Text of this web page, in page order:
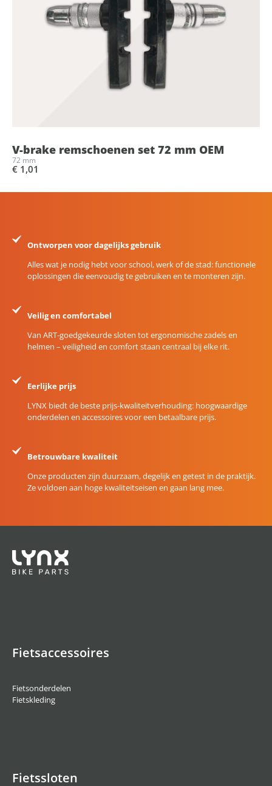
V-brake remschoenen set 72 mm OEM
72 mm
€ 1,01
Ontworpen voor dagelijks gebruik
Alles wat je nodig hebt voor school, werk of de stad: functionele
oplossingen die eenvoudig te gebruiken en te monteren zijn.
Veilig en comfortabel
Van ART-goedgekeurde sloten tot ergonomische zadels en
helmen – veiligheid en comfort staan centraal bij elke rit.
Eerlijke prijs
LYNX biedt de beste prijs-kwaliteitverhouding: hoogwaardige
onderdelen en accessoires voor een betaalbare prijs.
Betrouwbare kwaliteit
Onze producten zijn duurzaam, degelijk en getest in de praktijk.
Ze voldoen aan hoge kwaliteitseisen en gaan lang mee.
Fietsaccessoires
Fietsonderdelen
Fietskleding
Fietssloten